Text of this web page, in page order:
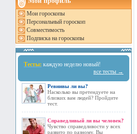
Мои гороскопы
Персональный гороскоп
Совместимость
Подписка на гороскопы
Тесты: каждую неделю новый!
все тесты →
Ревнивы ли вы?
Насколько вы претендуете на
близких вам людей? Пройдите
тест.
Справедливый ли вы человек?
Чувство справедливости у всех
развито по разному. Вы